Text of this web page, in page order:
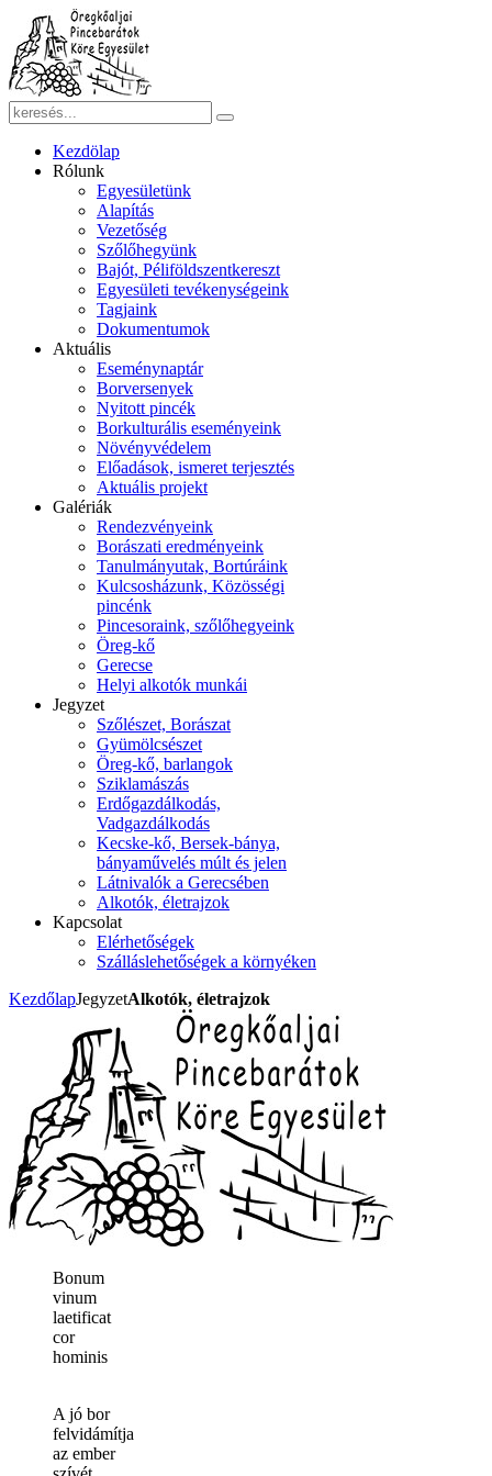
Kezdölap
Rólunk
Egyesületünk
Alapítás
Vezetőség
Szőlőhegyünk
Bajót, Péliföldszentkereszt
Egyesületi tevékenységeink
Tagjaink
Dokumentumok
Aktuális
Eseménynaptár
Borversenyek
Nyitott pincék
Borkulturális eseményeink
Növényvédelem
Előadások, ismeret terjesztés
Aktuális projekt
Galériák
Rendezvényeink
Borászati eredményeink
Tanulmányutak, Bortúráink
Kulcsosházunk, Közösségi
pincénk
Pincesoraink, szőlőhegyeink
Öreg-kő
Gerecse
Helyi alkotók munkái
Jegyzet
Szőlészet, Borászat
Gyümölcsészet
Öreg-kő, barlangok
Sziklamászás
Erdőgazdálkodás,
Vadgazdálkodás
Kecske-kő, Bersek-bánya,
bányaművelés múlt és jelen
Látnivalók a Gerecsében
Alkotók, életrajzok
Kapcsolat
Elérhetőségek
Szálláslehetőségek a környéken
KezdőlapJegyzetAlkotók, életrajzok
Bonum
vinum
laetificat
cor
hominis
A jó bor
felvidámítja
az ember